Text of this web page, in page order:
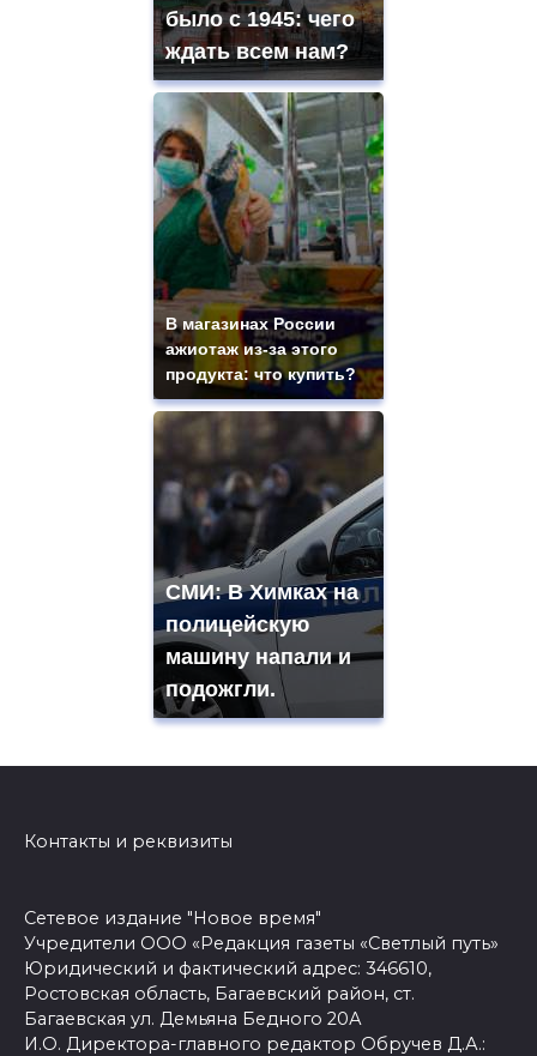
было с 1945: чего
ждать всем нам?
В магазинах России
ажиотаж из-за этого
продукта: что купить?
СМИ: В Химках на
полицейскую
машину напали и
подожгли.
Контакты и реквизиты
Сетевое издание "Новое время"
Учредители ООО «Редакция газеты «Светлый путь»
Юридический и фактический адрес: 346610,
Ростовская область, Багаевский район, ст.
Багаевская ул. Демьяна Бедного 20А
И.О. Директора-главного редактор Обручев Д.А.: